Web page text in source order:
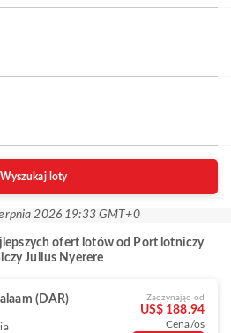
Wyszukaj loty
2026 19:33 GMT+0
ofert lotów od Port lotniczy
Julius Nyerere
(DAR) Zaczynając od
US$ 188.94
Cena/os